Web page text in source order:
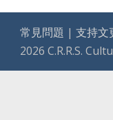
常見問題 | 支持文
2026 C.R.R.S.